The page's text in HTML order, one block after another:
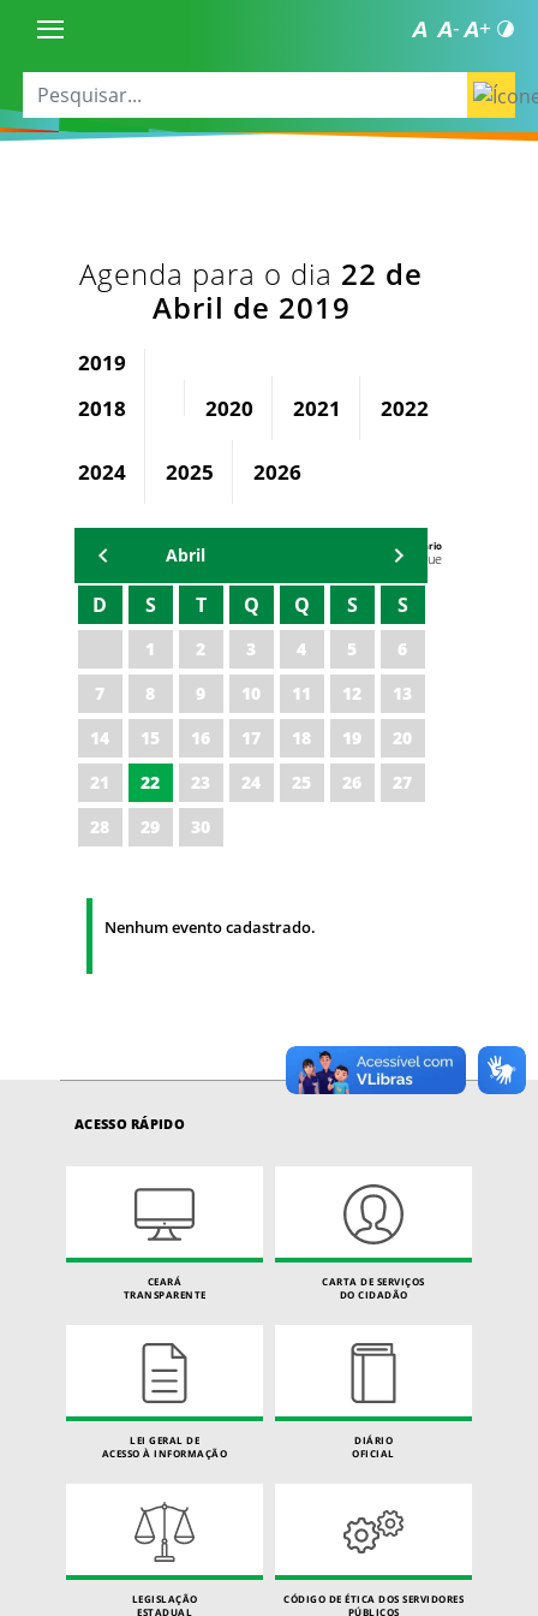
Agenda para o dia 22 de
Abril de 2019
2019
2018
2020 2021 2022
2024 2025 2026
Agenda do Secretário
Zezinho Albuquerque
Abril
D S T Q Q S S
1 2 3 4 5
6
7
8 9 10 11 12
13
14
15 16 17 18 19
20
21
22 23 24 25 26
27
28
29 30
Nenhum evento cadastrado.
ACESSO RÁPIDO
CEARÁ
TRANSPARENTE
CARTA DE SERVIÇOS
DO CIDADÃO
LEI GERAL DE
ACESSO À INFORMAÇÃO
DIÁRIO
OFICIAL
LEGISLAÇÃO
ESTADUAL
CÓDIGO DE ÉTICA DOS SERVIDORES
PÚBLICOS